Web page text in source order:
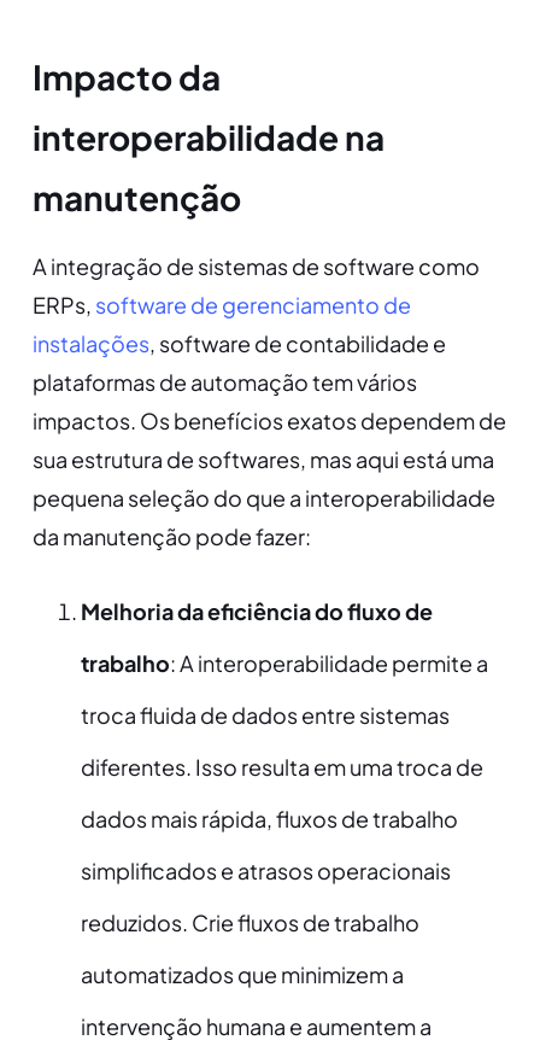
Impacto da
interoperabilidade na
manutenção
A integração de sistemas de software como
ERPs, software de gerenciamento de
instalações, software de contabilidade e
plataformas de automação tem vários
impactos. Os benefícios exatos dependem de
sua estrutura de softwares, mas aqui está uma
pequena seleção do que a interoperabilidade
da manutenção pode fazer:
Melhoria da eficiência do fluxo de
trabalho: A interoperabilidade permite a
troca fluida de dados entre sistemas
diferentes. Isso resulta em uma troca de
dados mais rápida, fluxos de trabalho
simplificados e atrasos operacionais
reduzidos. Crie fluxos de trabalho
automatizados que minimizem a
intervenção humana e aumentem a